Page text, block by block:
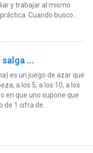
y trabajar al mismo
Cuando busco...
salga ...
es un juego de azar que
a los 5, a los 10, a los
en que uno supone que
de 1 cifra de...